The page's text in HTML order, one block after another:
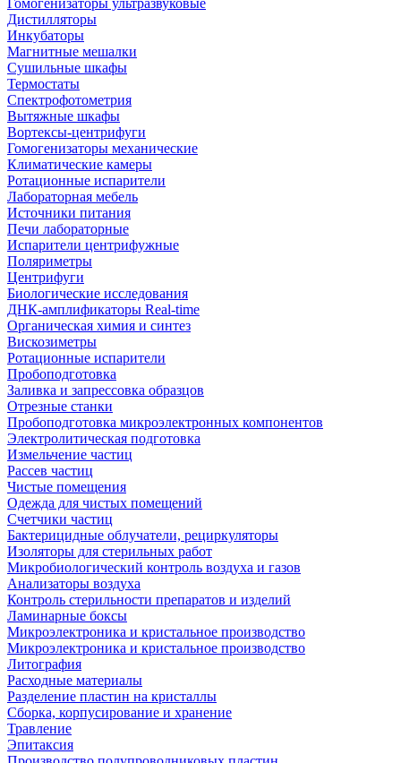
Гомогенизаторы ультразвуковые
Дистилляторы
Инкубаторы
Магнитные мешалки
Сушильные шкафы
Термостаты
Спектрофотометрия
Вытяжные шкафы
Вортексы-центрифуги
Гомогенизаторы механические
Климатические камеры
Ротационные испарители
Лабораторная мебель
Источники питания
Печи лабораторные
Испарители центрифужные
Поляриметры
Центрифуги
Биологические исследования
ДНК-амплификаторы Real-time
Органическая химия и синтез
Вискозиметры
Ротационные испарители
Пробоподготовка
Заливка и запрессовка образцов
Отрезные станки
Пробоподготовка микроэлектронных компонентов
Электролитическая подготовка
Измельчение частиц
Рассев частиц
Чистые помещения
Одежда для чистых помещений
Счетчики частиц
Бактерицидные облучатели, рециркуляторы
Изоляторы для стерильных работ
Микробиологический контроль воздуха и газов
Анализаторы воздуха
Контроль стерильности препаратов и изделий
Ламинарные боксы
Микроэлектроника и кристальное производство
Микроэлектроника и кристальное производство
Литография
Расходные материалы
Разделение пластин на кристаллы
Сборка, корпусирование и хранение
Травление
Эпитаксия